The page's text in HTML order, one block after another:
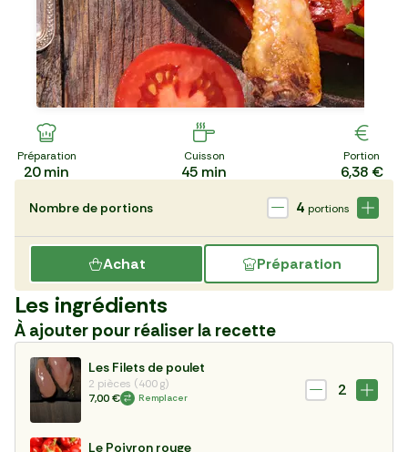
Préparation
20min
Cuisson
45 min
Portion
6,38 €
Achat Préparation
Nombre de portions 4 portions
Les ingrédients
À ajouter pour réaliser la recette
Les Filets de poulet
2 pièces (400 g)
7,00 €
Remplacer 2
Le Poivron rouge